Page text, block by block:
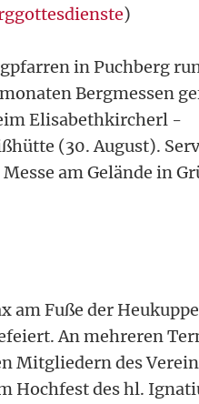
)
in Puchberg
Bergmessen
Elisabethkircherl -
(30. August).
am Gelände in
am Fuße der
An mehreren
Mitgliedern des
Hochfest des hl.